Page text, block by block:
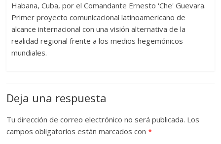
Habana, Cuba, por el Comandante Ernesto 'Che' Guevara.
Primer proyecto comunicacional latinoamericano de
alcance internacional con una visión alternativa de la
realidad regional frente a los medios hegemónicos
mundiales.
Deja una respuesta
Tu dirección de correo electrónico no será publicada. Los
campos obligatorios están marcados con*